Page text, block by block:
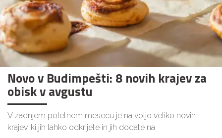
Novo v Budimpešti: 8 novih krajev za
obisk v avgustu
V zadnjem poletnem mesecu je na voljo veliko novih
krajev, ki jih lahko odkrijete in jih dodate na